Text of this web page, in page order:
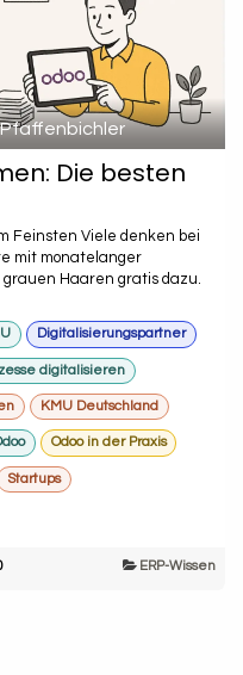
Pfaffenbichler
Die besten
Feinsten Viele denken bei
mit monatelanger
Haaren gratis dazu.
Digitalisierungspartner
digitalisieren
KMU Deutschland
Odoo in der Praxis
Startups
ERP-Wissen